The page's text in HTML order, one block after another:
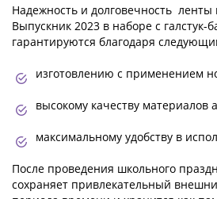
Надежность и долговечность
Выпускник 2023 в наборе с галстук-
гарантируются благодаря
изготовлению с применением
высокому качеству материалов
максимальному удобству в
После проведения школьного
сохраняет привлекательный